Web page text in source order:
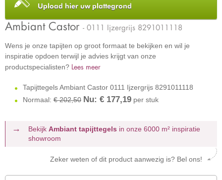
Upload hier uw plattegrond
Ambiant Castor - 0111 Ijzergrijs 8291011118
Wens je onze tapijten op groot formaat te bekijken en wil je
inspiratie opdoen terwijl je advies krijgt van onze
productspecialisten? Lees meer
Tapijttegels Ambiant Castor 0111 Ijzergrijs 8291011118
Normaal: € 202,50 Nu: € 177,19 per stuk
Bekijk Ambiant tapijttegels in onze 6000 m² inspiratie
showroom
Zeker weten of dit product aanwezig is? Bel ons!